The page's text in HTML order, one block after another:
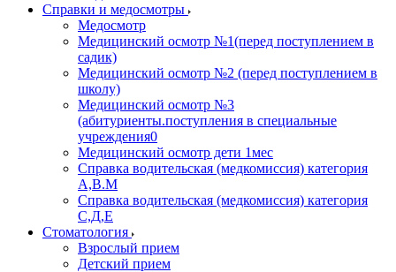
Справки и медосмотры
Медосмотр
Медицинский осмотр №1(перед поступлением в
садик)
Медицинский осмотр №2 (перед поступлением в
школу)
Медицинский осмотр №3
(абитуриенты.поступления в специальные
учреждения0
Медицинский осмотр дети 1мес
Справка водительская (медкомиссия) категория
А,В.М
Справка водительская (медкомиссия) категория
С,Д,Е
Стоматология
Взрослый прием
Детский прием